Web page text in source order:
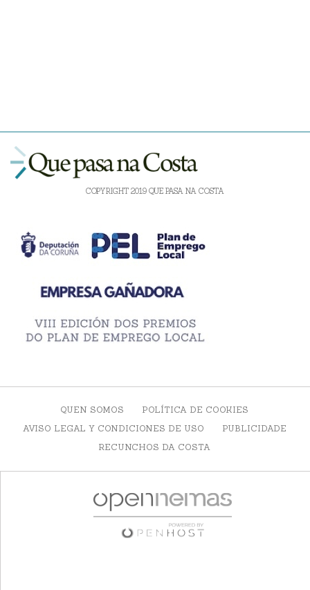
COPYRIGHT 2019 QUE PASA NA COSTA
QUEN SOMOS
POLÍTICA DE COOKIES
AVISO LEGAL Y CONDICIONES DE USO
PUBLICIDADE
RECUNCHOS DA COSTA